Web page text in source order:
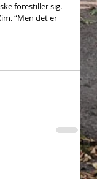
forestiller sig.
“Men det er